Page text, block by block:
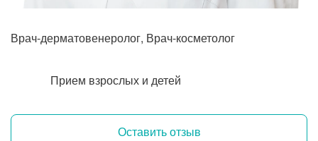
Врач-дерматовенеролог, Врач-косметолог
Прием взрослых и детей
Оставить отзыв